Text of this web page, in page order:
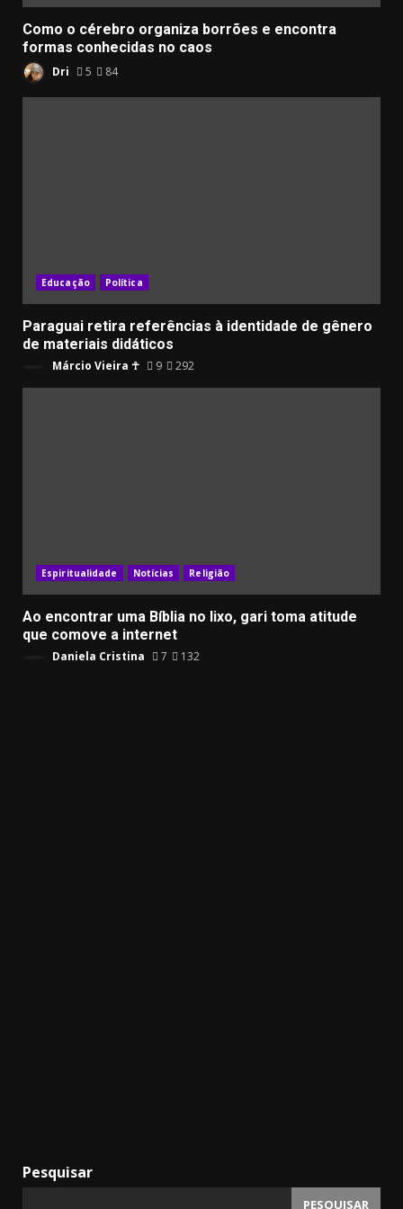
Como o cérebro organiza borrões e encontra
formas conhecidas no caos
Dri 5 84
Educação Política
Paraguai retira referências à identidade de gênero
de materiais didáticos
Márcio Vieira ☥ 9 292
Espiritualidade Notícias Religião
Ao encontrar uma Bíblia no lixo, gari toma atitude
que comove a internet
Daniela Cristina 7 132
Pesquisar
PESQUISAR